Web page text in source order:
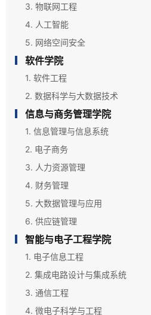
3. 物联网工程
4. 人工智能
5. 网络空间安全
软件学院
1. 软件工程
2. 数据科学与大数据技术
信息与商务管理学院
1. 信息管理与信息系统
2. 电子商务
3. 人力资源管理
4. 财务管理
5. 大数据管理与应用
6. 供应链管理
智能与电子工程学院
1. 电子信息工程
2. 集成电路设计与集成系统
3. 通信工程
4. 微电子科学与工程